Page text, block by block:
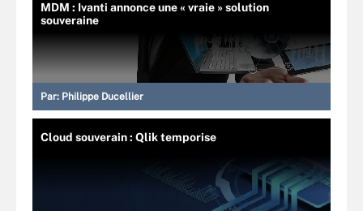
MDM : Ivanti annonce une « vraie » solution
souveraine
Par: Philippe Ducellier
Cloud souverain : Qlik temporise